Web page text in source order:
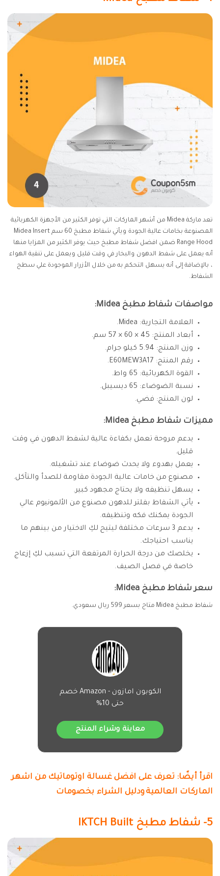
تعد ماركة Midea من أشهر الماركات التي توفر الكثير من الأجهزة الكهربائية
المصنوعة بخامات عالية الجودة ويأتي شفاط مطبخ 60 سم Midea Insert
Range Hood ضمن افضل شفاط مطبخ حيث يوفر الكثير من المزايا منها
أنه يعمل على شفط الدهون والبخار في وقت قليل ويعمل على تنقية الهواء
، بالإضافة إلى أنه يسهل التحكم به من خلال الأزرار الموجودة علي سطح
الشفاط.
مواصفات شفاط مطبخ Midea:
العلامة التجارية: Midea.
أبعاد المنتج: 45 × 60 × 57 سم.
وزن المنتج: 5.94 كيلو جرام.
رقم المنتج: ‎E60MEW3A17.
القوة الكهربائية: 65 واط.
نسبة الضوضاء: 65 ديسيبل.
لون المنتج: فضي.
مميزات شفاط مطبخ Midea:
يدعم مروحة تعمل بكفاءة عالية لشفط الدهون في وقت
قليل.
يعمل بهدوء ولا يحدث ضوضاء عند تشغيله.
مصنوع من خامات عالية الجودة مقاومة للصدأ والتآكل.
يسهل تنظيفه ولا يحتاج مجهود كبير.
يأتي الشفاط بفلتر للدهون مصنوع من الألمونيوم عالي
الجودة يمكنك فكه وتنظيفه.
يدعم 3 سرعات مختلفة ليتيح لكِ الاختيار من بينهم ما
يناسب احتياجك.
يخلصك من درجة الحرارة المرتفعة التي تسبب لكِ إزعاج
خاصة في فصل الصيف.
سعر شفاط مطبخ Midea:
شفاط مطبخ Midea متاح بسعر 599 ريال سعودي.
الكوبون امازون - Amazon خصم
حتى 10%
معاينة وشراء المنتج
اقرأ أيضًا: تعرف على افضل غسالة اوتوماتيك من اشهر
الماركات العالميةودليل الشراء بخصومات
5- شفاط مطبخ IKTCH Built